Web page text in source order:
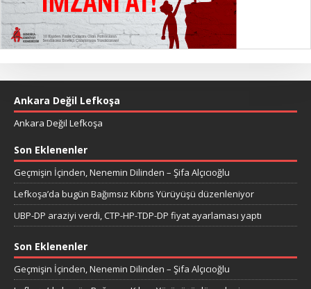
Ankara Değil Lefkoşa
Ankara Değil Lefkoşa
Son Eklenenler
Geçmişin İçinden, Nenemin Dilinden – Şifa Alçıcıoğlu
Lefkoşa’da bugün Bağımsız Kıbrıs Yürüyüşü düzenleniyor
UBP-DP araziyi verdi, CTP-HP-TDP-DP fiyat ayarlaması yaptı
Son Eklenenler
Geçmişin İçinden, Nenemin Dilinden – Şifa Alçıcıoğlu